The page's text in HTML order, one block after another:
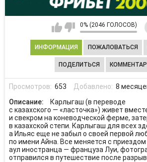
0% (2046 ГОЛОСОВ)
ИНФОРМАЦИЯ ПОЖАЛОВАТЬСЯ
ПОДЕЛИТЬСЯ
Просмотров: 653 Добавлено: 8
Описание:
Карлыгаш (в переводе
с казахского — «ласточка») живет
и свекром на коневодческой ферме,
в казахской степи. Карлыгаш для всех
а Ильяс еще не забыл о своей первой
по имени Айна. Все меняется с приездом
аул иностранца — француза Луи,
отправился в путешествие после